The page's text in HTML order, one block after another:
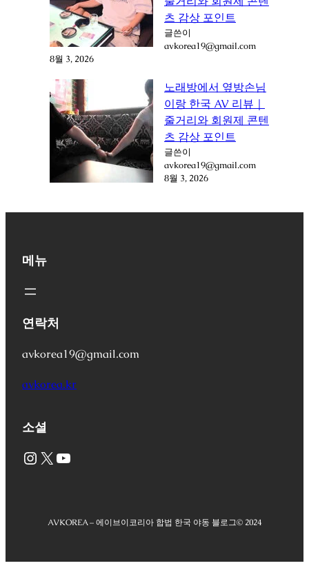
츠 감상 포인트
글쓴이
avkorea19@gmail.com
8월 3, 2026
노래방에서 옆방손님
이랑 한국 AV 리뷰｜
줄거리와 회원제 콘텐
츠 감상 포인트
글쓴이
avkorea19@gmail.com
8월 3, 2026
메뉴
연락처
avkorea19@gmail.com
avkorea.kr
소셜
Instagram X YouTube
AVKOREA – 에이브이코리아 합법 한국 야동 블로그© 2024